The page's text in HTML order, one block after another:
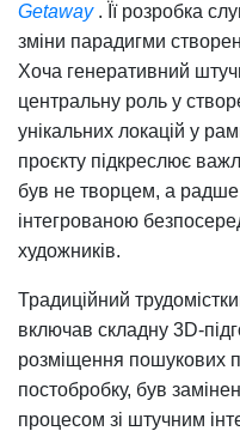
Getaway. Її розробка
зміни парадигми
Хоча генеративний
центральну роль у
унікальних локацій у
проєкту підкреслює
був не творцем, а
інтегрованою
художників.
Традиційний
включав складну 3D-
розміщення пошукових
постобробку, був
процесом зі штучним